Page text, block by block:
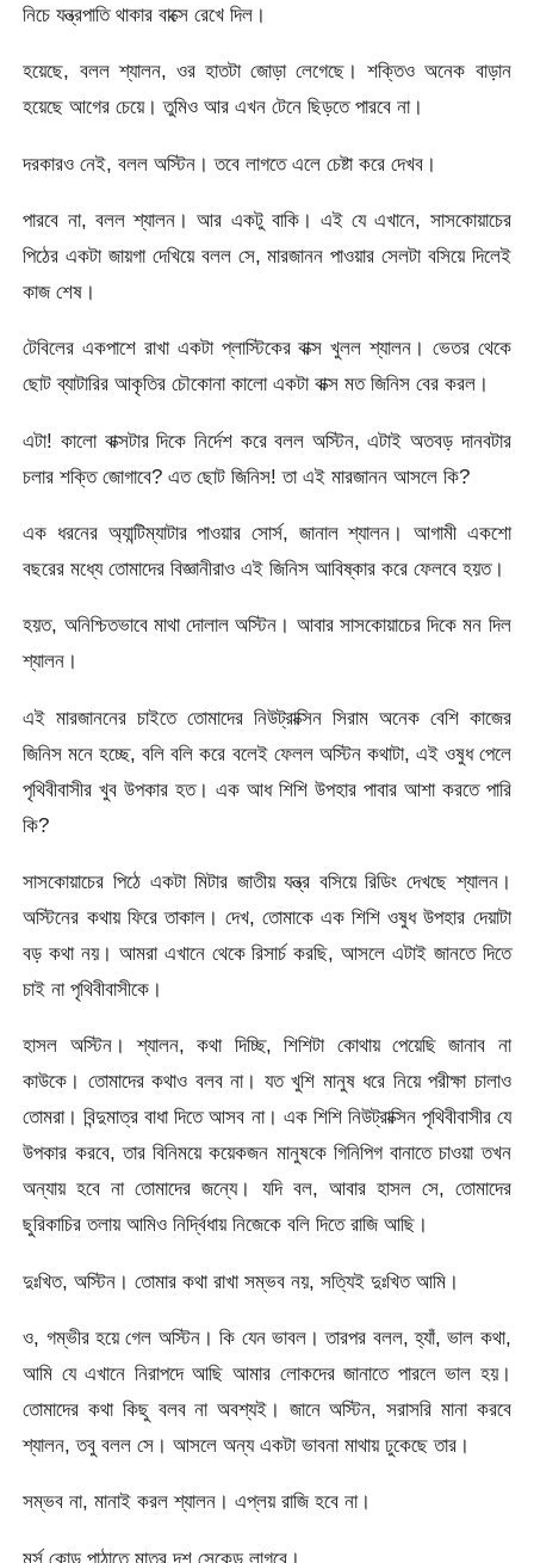
নিচে যন্ত্রপাতি থাকার বাক্সে রেখে দিল।
হয়েছে, বলল শ্যালন, ওর হাতটা জোড়া লেগেছে। শক্তিও অনেক বাড়ান
হয়েছে আগের চেয়ে। তুমিও আর এখন টেনে ছিড়তে পারবে না।
দরকারও নেই, বলল অস্টিন। তবে লাগতে এলে চেষ্টা করে দেখব।
পারবে না, বলল শ্যালন। আর একটু বাকি। এই যে এখানে, সাসকোয়াচের
পিঠের একটা জায়গা দেখিয়ে বলল সে, মারজানন পাওয়ার সেলটা বসিয়ে দিলেই
কাজ শেষ।
টেবিলের একপাশে রাখা একটা প্লাস্টিকের বাক্স খুলল শ্যালন। ভেতর থেকে
ছোট ব্যাটারির আকৃতির চৌকোনা কালো একটা বাক্স মত জিনিস বের করল।
এটা! কালো বাক্সটার দিকে নির্দেশ করে বলল অস্টিন, এটাই অতবড় দানবটার
চলার শক্তি জোগাবে? এত ছোট জিনিস! তা এই মারজানন আসলে কি?
এক ধরনের অ্যান্টিম্যাটার পাওয়ার সোর্স, জানাল শ্যালন। আগামী একশো
বছরের মধ্যে তোমাদের বিজ্ঞানীরাও এই জিনিস আবিষ্কার করে ফেলবে হয়ত।
হয়ত, অনিশ্চিতভাবে মাথা দোলাল অস্টিন। আবার সাসকোয়াচের দিকে মন দিল
শ্যালন।
এই মারজাননের চাইতে তোমাদের নিউট্রাক্সিন সিরাম অনেক বেশি কাজের
জিনিস মনে হচ্ছে, বলি বলি করে বলেই ফেলল অস্টিন কথাটা, এই ওষুধ পেলে
পৃথিবীবাসীর খুব উপকার হত। এক আধ শিশি উপহার পাবার আশা করতে পারি
কি?
সাসকোয়াচের পিঠে একটা মিটার জাতীয় যন্ত্র বসিয়ে রিডিং দেখছে শ্যালন।
অস্টিনের কথায় ফিরে তাকাল। দেখ, তোমাকে এক শিশি ওষুধ উপহার দেয়াটা
বড় কথা নয়। আমরা এখানে থেকে রিসার্চ করছি, আসলে এটাই জানতে দিতে
চাই না পৃথিবীবাসীকে।
হাসল অস্টিন। শ্যালন, কথা দিচ্ছি, শিশিটা কোথায় পেয়েছি জানাব না
কাউকে। তোমাদের কথাও বলব না। যত খুশি মানুষ ধরে নিয়ে পরীক্ষা চালাও
তোমরা। বিন্দুমাত্র বাধা দিতে আসব না। এক শিশি নিউট্রাক্সিন পৃথিবীবাসীর যে
উপকার করবে, তার বিনিময়ে কয়েকজন মানুষকে গিনিপিগ বানাতে চাওয়া তখন
অন্যায় হবে না তোমাদের জন্যে। যদি বল, আবার হাসল সে, তোমাদের
ছুরিকাচির তলায় আমিও নির্দ্বিধায় নিজেকে বলি দিতে রাজি আছি।
দুঃখিত, অস্টিন। তোমার কথা রাখা সম্ভব নয়, সত্যিই দুঃখিত আমি।
ও, গম্ভীর হয়ে গেল অস্টিন। কি যেন ভাবল। তারপর বলল, হ্যাঁ, ভাল কথা,
আমি যে এখানে নিরাপদে আছি আমার লোকদের জানাতে পারলে ভাল হয়।
তোমাদের কথা কিছু বলব না অবশ্যই। জানে অস্টিন, সরাসরি মানা করবে
শ্যালন, তবু বলল সে। আসলে অন্য একটা ভাবনা মাথায় ঢুকেছে তার।
সম্ভব না, মানাই করল শ্যালন। এপ্লয় রাজি হবে না।
মর্স কোড পাঠাতে মাত্র দশ সেকেন্ড লাগবে।